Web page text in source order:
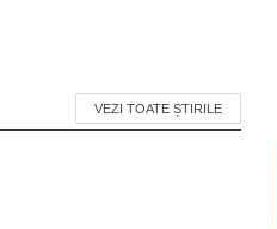
VEZI TOATE ȘTIRILE